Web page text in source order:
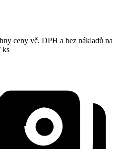
ceny vč. DPH a bez nákladů na
ks